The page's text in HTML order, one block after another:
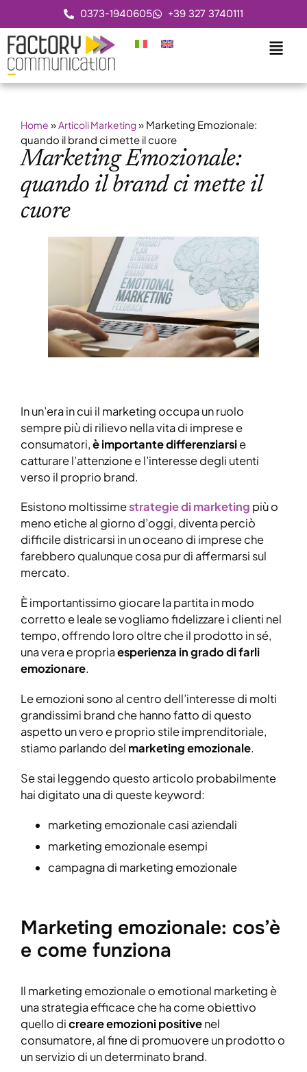
0373-1940605 +39 327 3740111
Home »Articoli Marketing» Marketing Emozionale:
quando il brand ci mette il cuore
Marketing Emozionale:
quando il brand ci mette il
cuore
In un’era in cui il marketing occupa un ruolo
sempre più di rilievo nella vita di imprese e
consumatori,è importante differenziarsie
catturare l’attenzione e l’interesse degli utenti
verso il proprio brand.
Esistono moltissimestrategie di marketing più o
meno etiche al giorno d’oggi, diventa perciò
difficile districarsi in un oceano di imprese che
farebbero qualunque cosa pur di affermarsi sul
mercato.
È importantissimo giocare la partita in modo
corretto e leale se vogliamo fidelizzare i clienti nel
tempo, offrendo loro oltre che il prodotto in sé,
una vera e propriaesperienza in grado di farli
emozionare.
Le emozioni sono al centro dell’interesse di molti
grandissimi brand che hanno fatto di questo
aspetto un vero e proprio stile imprenditoriale,
stiamo parlando del marketing emozionale.
Se stai leggendo questo articolo probabilmente
hai digitato una di queste keyword:
marketing emozionale casi aziendali
marketing emozionale esempi
campagna di marketing emozionale
Marketing emozionale: cos’è
e come funziona
Il marketing emozionale o emotional marketing è
una strategia efficace che ha come obiettivo
quello dicreare emozioni positivenel
consumatore, al fine di promuovere un prodotto o
un servizio di un determinato brand.